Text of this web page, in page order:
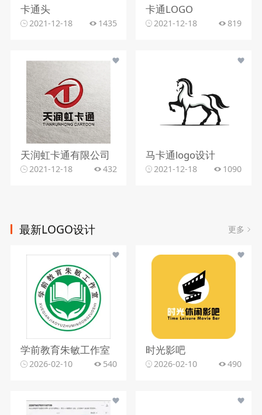
卡通头
2021-12-18 1435
卡通LOGO
2021-12-18 819
天润虹卡通有限公司
2021-12-18 432
马卡通logo设计
2021-12-18 1090
最新LOGO设计 更多
学前教育朱敏工作室
2026-02-10 540
时光影吧
2026-02-10 490